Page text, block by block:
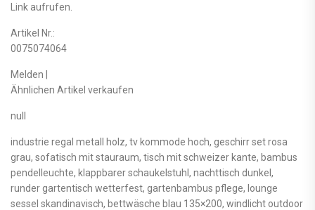
Link aufrufen.
Artikel Nr.:
0075074064
Melden |
Ähnlichen Artikel verkaufen
null
industrie regal metall holz, tv kommode hoch, geschirr set rosa
grau, sofatisch mit stauraum, tisch mit schweizer kante, bambus
pendelleuchte, klappbarer schaukelstuhl, nachttisch dunkel,
runder gartentisch wetterfest, gartenbambus pflege, lounge
sessel skandinavisch, bettwäsche blau 135×200, windlicht outdoor